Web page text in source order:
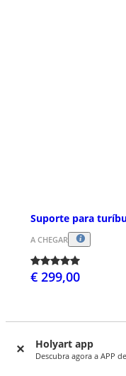
Holyart app
Descubra agora a APP
Suporte para
A CHEGAR
€ 299,00